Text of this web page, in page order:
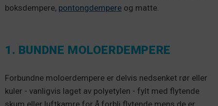
boksdempere, pontongdempere og matte.
1. BUNDNE MOLOERDEMPERE
Forbundne moloerdempere er delvis nedsenket rør eller
kuler - vanligvis laget av polyetylen - fylt med flytende
skum eller luftkamre for å forbli flytende mens de er